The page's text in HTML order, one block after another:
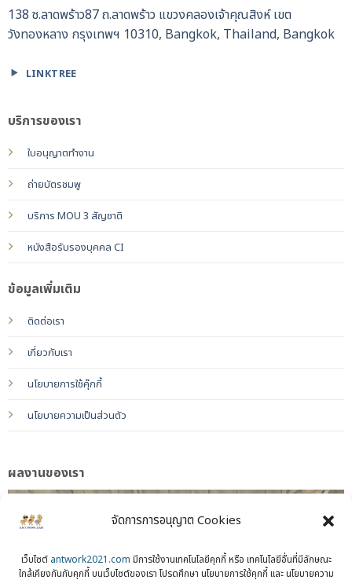
จัดการการอนุญาต Cookies
เว็บไซต์ antwork2021.com มีการใช้งานเทคโนโลยีคุกกี้ หรือ เทคโนโลยีอื่นที่มีลักษณะ
ใกล้เคียงกันกับคุกกี้ บนเว็บไซต์ของเรา โปรดศึกษา นโยบายการใช้คุกกี้ และ นโยบายความ
138 ซ.ลาดพร้าว87 ถ.ลาดพร้าว แขวงคลองเจ้าคุณสิงห์ เขต
วังทองหลาง กรุงเทพฯ 10310, Bangkok, Thailand, Bangkok
LINKTREE
บริการของเรา
ใบอนุญาตทำงาน
ถ่ายบัตรชมพู
บริการ MOU 3 สัญชาติ
หนังสือรับรองบุคคล CI
ข้อมูลเพิ่มเติม
ติดต่อเรา
เกี่ยวกับเรา
นโยบายการใช้คุ๊กกี้
นโยบายความเป็นส่วนตัว
ผลงานของเรา